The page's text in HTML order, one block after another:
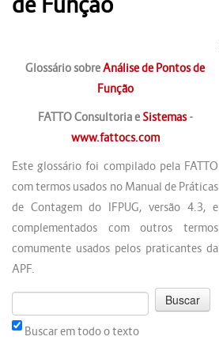
Glossário sobreAnálise de Pontos de
Função
FATTO Consultoria e Sistemas-
www.fattocs.com
Este glossário foi compilado pela FATTO
com termos usados no Manual de Práticas
de Contagem do IFPUG, versão 4.3, e
complementados com outros termos
comumente usados pelos praticantes da
APF.
Buscar em todo o texto